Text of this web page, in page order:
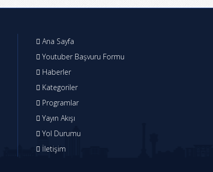
Ana Sayfa
Youtuber Başvuru Formu
Haberler
Kategoriler
Programlar
Yayın Akışı
Yol Durumu
İletişim